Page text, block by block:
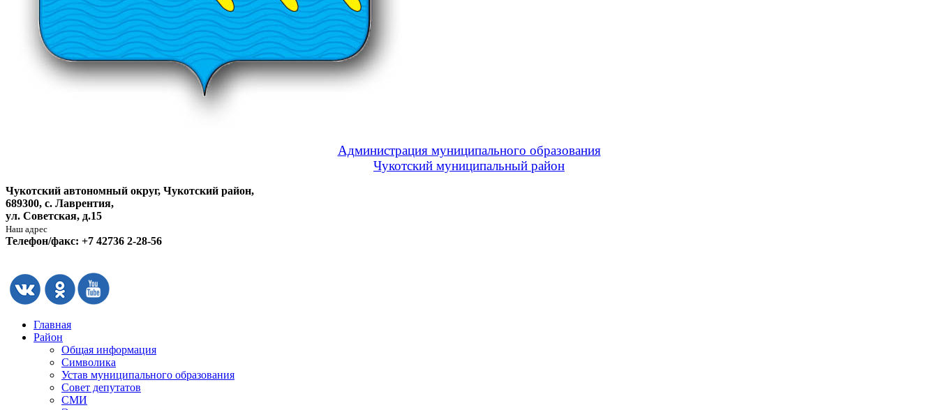
Администрация муниципального образования
Чукотский муниципальный район
Чукотский автономный округ, Чукотский район,
689300, с. Лаврентия,
ул. Советская, д.15
Наш адрес
Телефон/факс: +7 42736 2-28-56
Главная
Район
Общая информация
Символика
Устав муниципального образования
Совет депутатов
СМИ